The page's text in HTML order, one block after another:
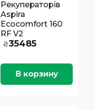
Рекуператорів
Aspira
Ecocomfort 160
RF V2
₴35485
В корзину